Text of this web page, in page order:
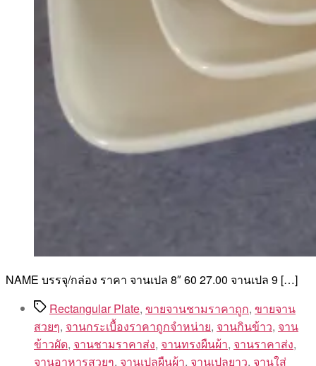
NAME บรรจุ/กล่อง ราคา จานเปล 8″ 60 27.00 จานเปล 9 […]
TagsRectangular Plate, ขายจานชามราคาถูก, ขายจาน
สวยๆ, จานกระเบื้องราคาถูกจำหน่าย, จานกินข้าว, จาน
ข้าวผัด, จานชามราคาส่ง, จานทรงผืนผ้า, จานราคาส่ง,
จานอาหารสวยๆ, จานเปลผืนผ้า, จานเปลยาว, จานใส่